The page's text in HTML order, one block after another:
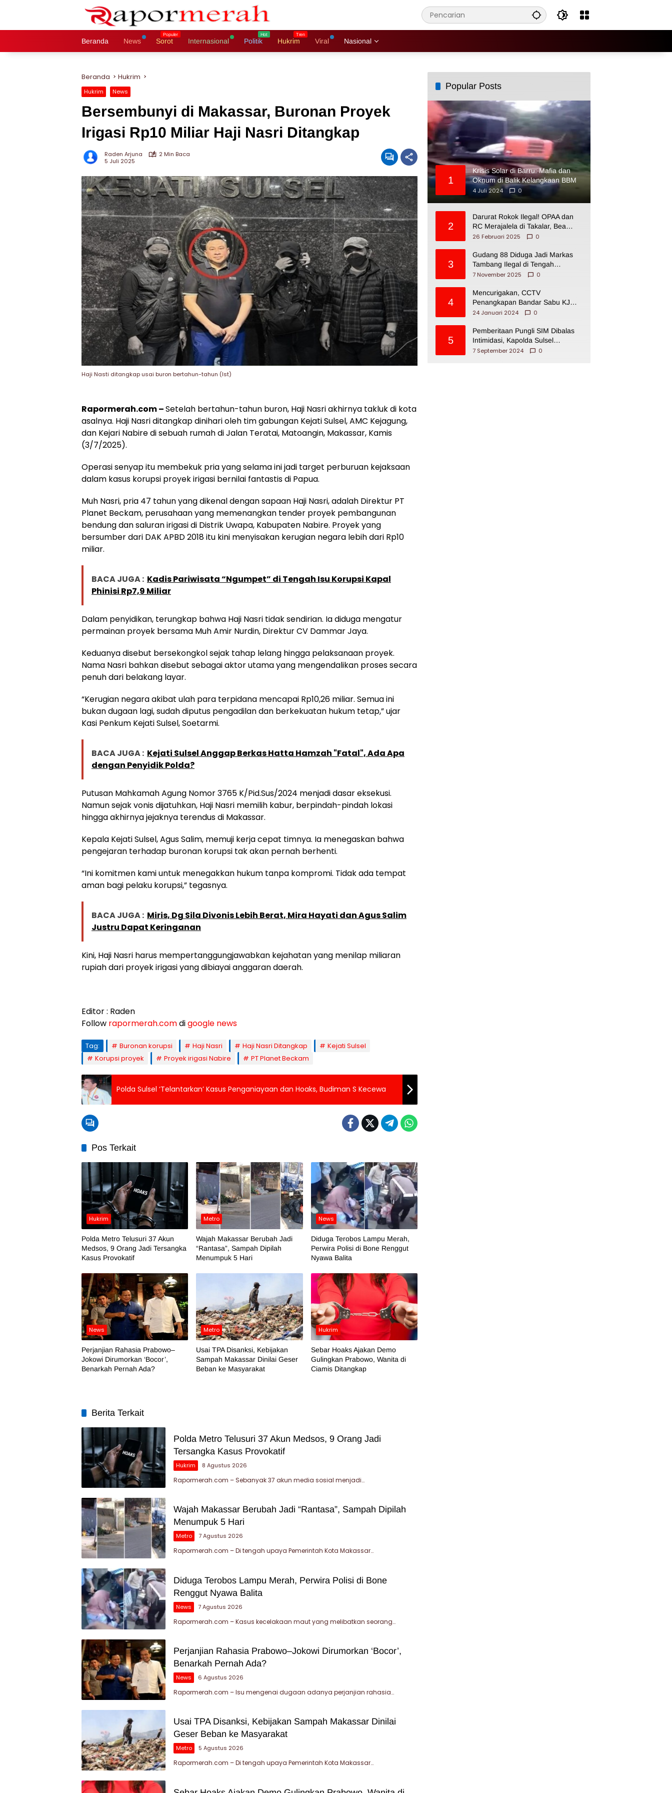
Beranda News Sorot Internasional Politik Hukrim Viral Nasional
Beranda Hukrim
Hukrim News
Bersembunyi di Makassar, Buronan Proyek
Irigasi Rp10 Miliar Haji Nasri Ditangkap
Raden Arjuna
2 Min Baca
5 Juli 2025
Haji Nasti ditangkap usai buron bertahun-tahun (Ist)
Rapormerah.com –Setelah bertahun-tahun buron, Haji Nasri akhirnya takluk di kota
asalnya. Haji Nasri ditangkap dinihari oleh tim gabungan Kejati Sulsel, AMC Kejagung,
dan Kejari Nabire di sebuah rumah di Jalan Teratai, Matoangin, Makassar, Kamis
(3/7/2025).
Operasi senyap itu membekuk pria yang selama ini jadi target perburuan kejaksaan
dalam kasus korupsi proyek irigasi bernilai fantastis di Papua.
Muh Nasri, pria 47 tahun yang dikenal dengan sapaan Haji Nasri, adalah Direktur PT
Planet Beckam, perusahaan yang memenangkan tender proyek pembangunan
bendung dan saluran irigasi di Distrik Uwapa, Kabupaten Nabire. Proyek yang
bersumber dari DAK APBD 2018 itu kini menyisakan kerugian negara lebih dari Rp10
miliar.
BACA JUGA : Kadis Pariwisata “Ngumpet” di Tengah Isu Korupsi Kapal
Phinisi Rp7,9 Miliar
Dalam penyidikan, terungkap bahwa Haji Nasri tidak sendirian. Ia diduga mengatur
permainan proyek bersama Muh Amir Nurdin, Direktur CV Dammar Jaya.
Keduanya disebut bersekongkol sejak tahap lelang hingga pelaksanaan proyek.
Nama Nasri bahkan disebut sebagai aktor utama yang mengendalikan proses secara
penuh dari belakang layar.
“Kerugian negara akibat ulah para terpidana mencapai Rp10,26 miliar. Semua ini
bukan dugaan lagi, sudah diputus pengadilan dan berkekuatan hukum tetap,” ujar
Kasi Penkum Kejati Sulsel, Soetarmi.
BACA JUGA : Kejati Sulsel Anggap Berkas Hatta Hamzah "Fatal", Ada Apa
dengan Penyidik Polda?
Putusan Mahkamah Agung Nomor 3765 K/Pid.Sus/2024 menjadi dasar eksekusi.
Namun sejak vonis dijatuhkan, Haji Nasri memilih kabur, berpindah-pindah lokasi
hingga akhirnya jejaknya terendus di Makassar.
Kepala Kejati Sulsel, Agus Salim, memuji kerja cepat timnya. Ia menegaskan bahwa
pengejaran terhadap buronan korupsi tak akan pernah berhenti.
“Ini komitmen kami untuk menegakkan hukum tanpa kompromi. Tidak ada tempat
aman bagi pelaku korupsi,” tegasnya.
BACA JUGA : Miris, Dg Sila Divonis Lebih Berat, Mira Hayati dan Agus Salim
Justru Dapat Keringanan
Kini, Haji Nasri harus mempertanggungjawabkan kejahatan yang menilap miliaran
rupiah dari proyek irigasi yang dibiayai anggaran daerah.
Editor : Raden
Follow rapormerah.comdigoogle news
Tag: Buronan korupsi Haji Nasri Haji Nasri Ditangkap
Kejati Sulsel
Korupsi proyek
Proyek irigasi Nabire PT Planet Beckam
Polda Sulsel ‘Telantarkan’ Kasus Penganiayaan dan Hoaks, Budiman S Kecewa
Pos Terkait
Hukrim
Polda Metro Telusuri 37 Akun
Medsos, 9 Orang Jadi Tersangka
Kasus Provokatif
Metro
Wajah Makassar Berubah Jadi
“Rantasa”, Sampah Dipilah
Menumpuk 5 Hari
News
Diduga Terobos Lampu Merah,
Perwira Polisi di Bone Renggut
Nyawa Balita
News
Perjanjian Rahasia Prabowo–
Jokowi Dirumorkan ‘Bocor’,
Benarkah Pernah Ada?
Metro
Usai TPA Disanksi, Kebijakan
Sampah Makassar Dinilai Geser
Beban ke Masyarakat
Hukrim
Sebar Hoaks Ajakan Demo
Gulingkan Prabowo, Wanita di
Ciamis Ditangkap
Berita Terkait
Polda Metro Telusuri 37 Akun Medsos, 9 Orang Jadi
Tersangka Kasus Provokatif
Hukrim 8 Agustus 2026
Rapormerah.com – Sebanyak 37 akun media sosial menjadi…
Wajah Makassar Berubah Jadi “Rantasa”, Sampah Dipilah
Menumpuk 5 Hari
Metro 7 Agustus 2026
Rapormerah.com – Di tengah upaya Pemerintah Kota Makassar…
Diduga Terobos Lampu Merah, Perwira Polisi di Bone
Renggut Nyawa Balita
News 7 Agustus 2026
Rapormerah.com – Kasus kecelakaan maut yang melibatkan seorang…
Perjanjian Rahasia Prabowo–Jokowi Dirumorkan ‘Bocor’,
Benarkah Pernah Ada?
News 6 Agustus 2026
Rapormerah.com – Isu mengenai dugaan adanya perjanjian rahasia…
Usai TPA Disanksi, Kebijakan Sampah Makassar Dinilai
Geser Beban ke Masyarakat
Metro 5 Agustus 2026
Rapormerah.com – Di tengah upaya Pemerintah Kota Makassar…
Popular Posts
1
Krisis Solar di Barru: Mafia dan
Oknum di Balik Kelangkaan BBM
4 Juli 2024
0
2
Darurat Rokok Ilegal! OPAA dan
RC Merajalela di Takalar, Bea
Cukai Impoten
26 Februari 2025 0
3
Gudang 88 Diduga Jadi Markas
Tambang Ilegal di Tengah
Permukiman Warga Makassar
7 November 2025 0
4
Mencurigakan, CCTV
Penangkapan Bandar Sabu KJ
Disita Oknum BNNP Sulsel
24 Januari 2024 0
5
Pemberitaan Pungli SIM Dibalas
Intimidasi, Kapolda Sulsel
Dikecam PJI Sulsel
7 September 2024 0